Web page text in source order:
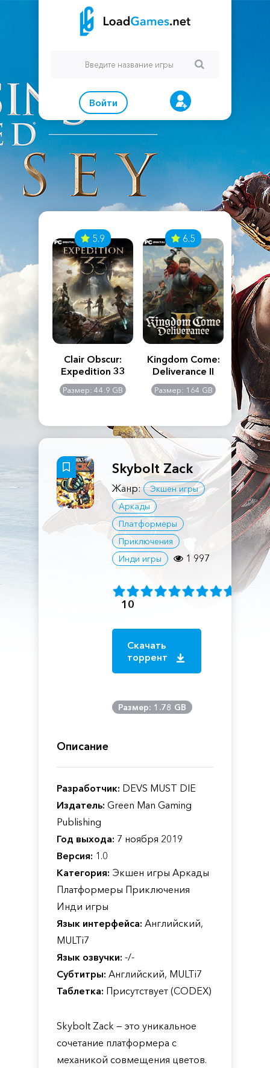
Войти
Creed
5.9
Clair Obscur:
Expedition 33
Размер: 44.9 GB
6.5
Kingdom Come:
Deliverance II
Размер: 164 GB
The
Skybolt Zack
Жанр:
Экшен игры
Аркады
Платформеры
Приключения
Инди игры
1 997
10
Скачать
торрент
Размер: 1.78 GB
Описание
Разработчик: DEVS MUST DIE
Издатель: Green Man Gaming
Publishing
Год выхода: 7 ноября 2019
Версия: 1.0
Категория: Экшен игры Аркады
Платформеры Приключения
Инди игры
Язык интерфейса: Английский,
MULTi7
Язык озвучки: -/-
Субтитры: Английский, MULTi7
Таблетка: Присутствует (CODEX)
Skybolt Zack — это уникальное
сочетание платформера с
механикой совмещения цветов.